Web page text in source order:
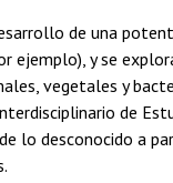
de una
ejemplo), y se
vegetales y
de
lo desconocido a